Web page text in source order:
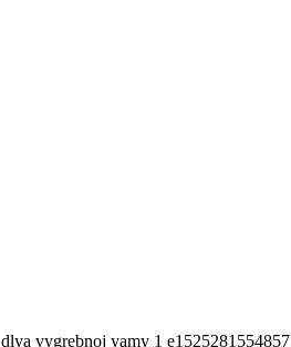
vygrebnoj yamy 1 e1525281554857